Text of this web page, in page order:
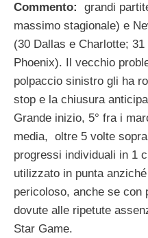
Commento:
grandi
massimo stagionale) e
(30 Dallas e Charlotte;
Phoenix). Il vecchio
polpaccio sinistro gli ha
stop e la chiusura
Grande inizio, 5° fra i
media, oltre 5 volte
progressi individuali in 1
utilizzato in punta
pericoloso, anche se con
dovute alle ripetute
Star Game.